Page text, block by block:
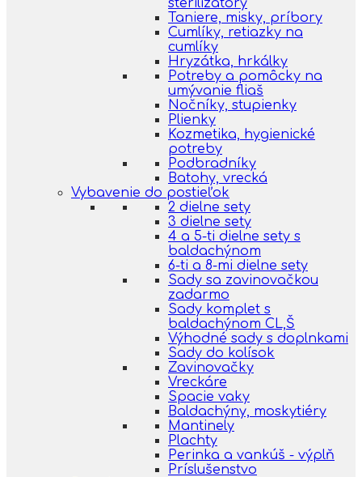
sterilizatory
Taniere, misky, príbory
Cumlíky, retiazky na
cumlíky
Hryzátka, hrkálky
Potreby a pomôcky na
umývanie fliaš
Nočníky, stupienky
Plienky
Kozmetika, hygienické
potreby
Podbradníky
Batohy, vrecká
Vybavenie do postieľok
2 dielne sety
3 dielne sety
4 a 5-ti dielne sety s
baldachýnom
6-ti a 8-mi dielne sety
Sady sa zavinovačkou
zadarmo
Sady komplet s
baldachýnom CL,Š
Výhodné sady s doplnkami
Sady do kolísok
Zavinovačky
Vreckáre
Spacie vaky
Baldachýny, moskytiéry
Mantinely
Plachty
Perinka a vankúš - výplň
Príslušenstvo